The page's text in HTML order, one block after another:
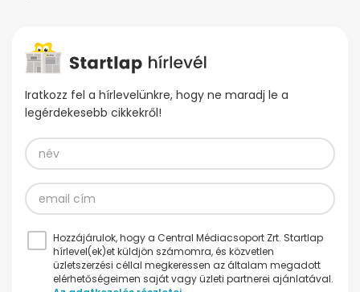
Iratkozz fel a hírlevelünkre, hogy ne maradj le a
legérdekesebb cikkekről!
Hozzájárulok, hogy a Central Médiacsoport Zrt. Startlap
hírlevel(ek)et küldjön számomra, és közvetlen
üzletszerzési céllal megkeressen az általam megadott
elérhetőségeimen saját vagy üzleti partnerei ajánlatával.